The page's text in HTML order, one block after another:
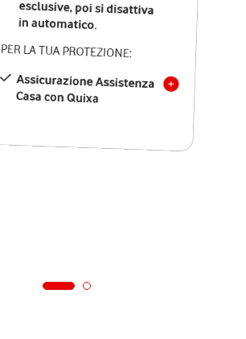
in automatico.
PER LA TUA PROTEZIONE:
Assicurazione Assistenza
Casa con Quixa